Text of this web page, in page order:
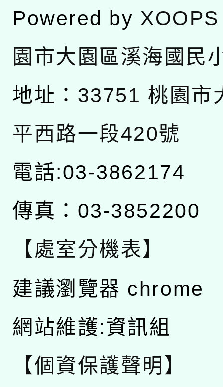
Powered by XOOPS
園市大園區溪海國民
地址： 33751 桃園市
平西路一段420號
電話:03-3862174
傳真：03-3852200
【處室分機表】
建議瀏覽器 chrome
網站維護:資訊組
【個資保護聲明】